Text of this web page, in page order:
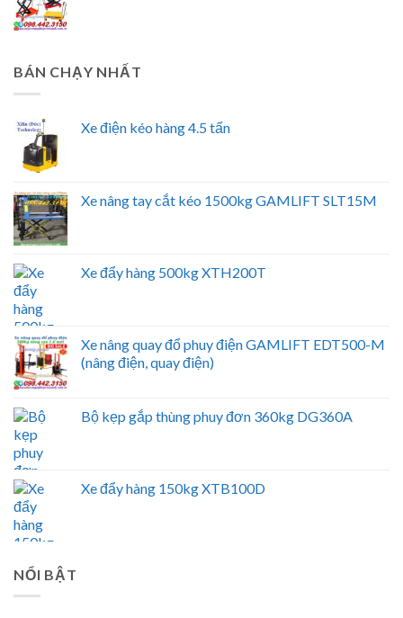
BÁN CHẠY NHẤT
Xe điện kéo hàng 4.5 tấn
Xe nâng tay cắt kéo 1500kg GAMLIFT SLT15M
Xe đẩy hàng 500kg XTH200T
Xe nâng quay đổ phuy điện GAMLIFT EDT500-M
(nâng điện, quay điện)
Bộ kẹp gắp thùng phuy đơn 360kg DG360A
Xe đẩy hàng 150kg XTB100D
NỔI BẬT